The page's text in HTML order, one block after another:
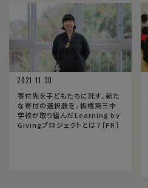
す
る
2021.11.30
寄付先を子どもたちに託す、新た
な寄付の選択肢を。板橋第三中
学校が取り組んだLearning by
Givingプロジェクトとは？［PR］